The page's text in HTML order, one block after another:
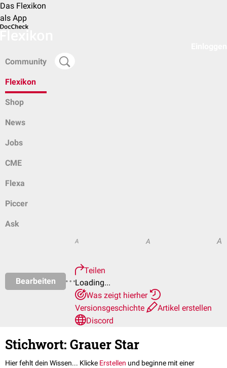
Das Flexikon
als App
Community
Flexikon
Shop
News
Jobs
CME
Flexa
Piccer
Ask
Bearbeiten
A A A
Teilen
Loading...
Was zeigt hierher
Versionsgeschichte
Artikel erstellen
Discord
Stichwort: Grauer Star
Hier fehlt dein Wissen... Klicke Erstellen und beginne mit einer